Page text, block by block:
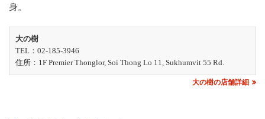
身。
大の樹
TEL：02-185-3946
住所：1F Premier Thonglor, Soi Thong Lo 11, Sukhumvit 55 Rd.
大の樹の店舗詳細